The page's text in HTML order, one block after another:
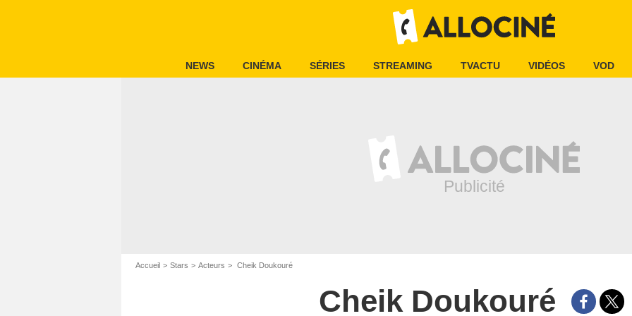
NEWS CINÉMA SÉRIES STREAMING TVACTU VIDÉOS VOD
Accueil Stars Acteurs Cheik Doukouré
Cheik Doukouré